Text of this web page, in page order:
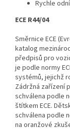
Rychle
ECE R44/04
Směrnice ECE
katalog
předpisů pro
je podle normy
systémů, jejichž
Zádržná zařízení
schválena podle
štítkem ECE.
schválena podle
na oranžové